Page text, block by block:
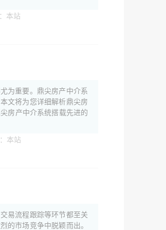
本站
为重要。鼎尖房产中介系
文将为您详细解析鼎尖房
房产中介系统搭载先进的
本站
易流程跟踪等环节都至关
的市场竞争中脱颖而出。